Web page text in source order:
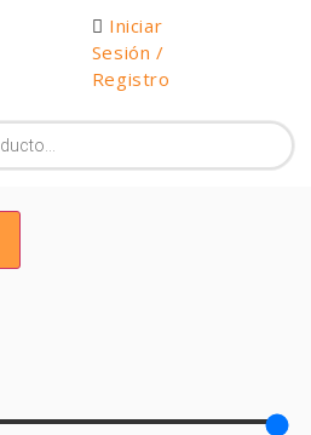
Iniciar
Sesión /
Registro